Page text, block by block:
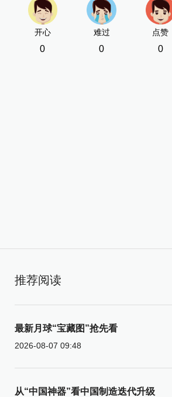
开心
0
难过
0
点赞
0
推荐阅读
最新月球“宝藏图”抢先看
2026-08-07 09:48
从“中国神器”看中国制造迭代升级